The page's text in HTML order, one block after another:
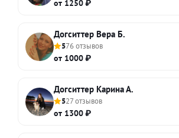
от 1250 ₽
Догситтер Вера Б.
576 отзывов
от 1000 ₽
Догситтер Карина А.
527 отзывов
от 1300 ₽